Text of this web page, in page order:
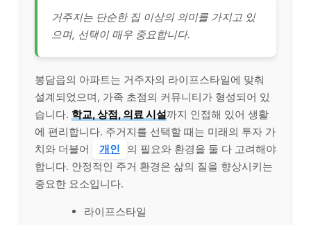
거주지는 단순한 집 이상의 의미를 가지고 있
으며, 선택이 매우 중요합니다.
봉담읍의 아파트는 거주자의 라이프스타일에 맞춰
설계되었으며, 가족 초점의 커뮤니티가 형성되어 있
습니다. 학교, 상점, 의료 시설까지 인접해 있어 생활
에 편리합니다. 주거지를 선택할 때는 미래의 투자 가
치와 더불어
개인
의 필요와 환경을 둘 다 고려해야
합니다. 안정적인 주거 환경은 삶의 질을 향상시키는
중요한 요소입니다.
라이프스타일